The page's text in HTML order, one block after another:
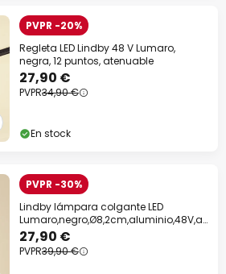
PVPR -20%
Regleta LED Lindby 48 V Lumaro,
negra, 12 puntos, atenuable
27,90 €
PVPR34,90 €
En stock
PVPR -30%
Lindby lámpara colgante LED
Lumaro,negro,Ø8,2cm,aluminio,48V,at
enuable
27,90 €
PVPR39,90 €